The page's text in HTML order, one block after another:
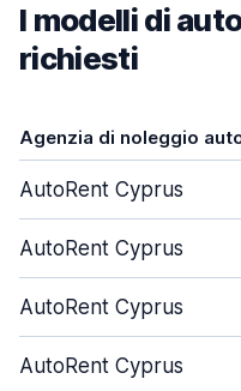
I modelli di
richiesti
Agenzia di noleggio
AutoRent Cyprus
AutoRent Cyprus
AutoRent Cyprus
AutoRent Cyprus